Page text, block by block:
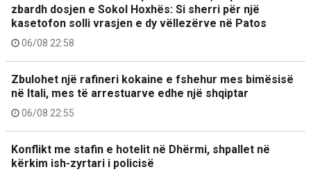
zbardh dosjen e Sokol Hoxhës: Si sherri për një
kasetofon solli vrasjen e dy vëllezërve në Patos
06/08 22:58
Zbulohet një rafineri kokaine e fshehur mes bimësisë
në Itali, mes të arrestuarve edhe një shqiptar
06/08 22:55
Konflikt me stafin e hotelit në Dhërmi, shpallet në
kërkim ish-zyrtari i policisë